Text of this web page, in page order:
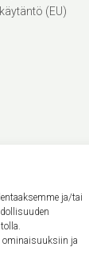
ja/tai
ominaisuuksiin ja
(EU)